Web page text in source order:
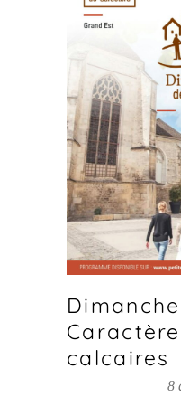
calcaires
8